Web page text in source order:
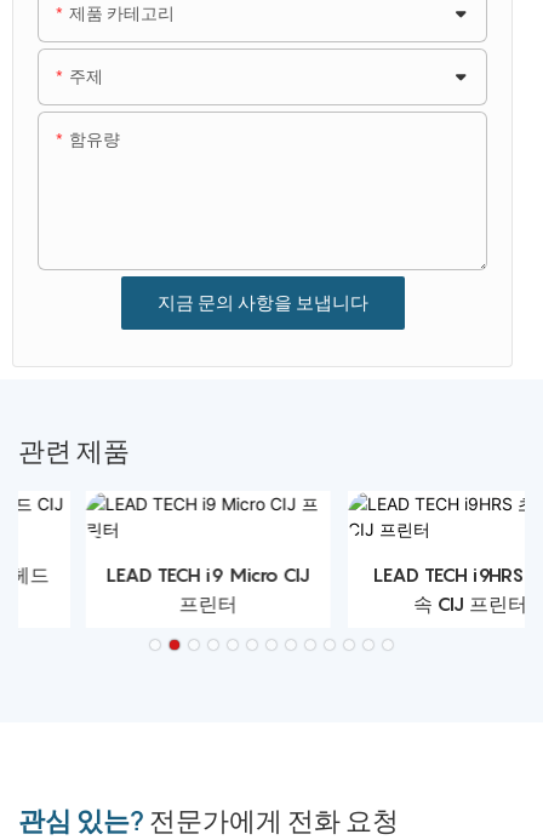
제품 카테고리
주제
함유량
지금 문의 사항을 보냅니다
관련 제품
LEAD TECH i9 Micro CIJ
LEAD TECH i9HRS 초고
속 CIJ 프린터
관심 있는? 전문가에게 전화 요청